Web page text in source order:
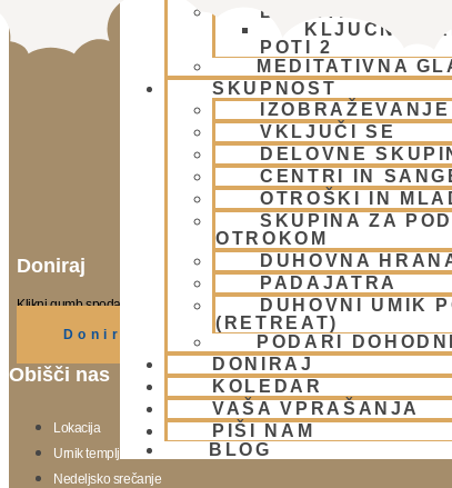
BHAKTI
KLJUČNE
POTI 2
MEDITATIVNA
SKUPNOST
IZOBRAŽEVANJE
VKLJUČI SE
DELOVNE
CENTRI IN
OTROŠKI IN
SKUPINA ZA
OTROKOM
DUHOVNA
PADAJATRA
DUHOVNI UMIK
(RETREAT)
PODARI
DONIRAJ
KOLEDAR
VAŠA VPRAŠANJA
PIŠI NAM
BLOG
Doniraj
Klikni gumb spodaj.
Doniraj
Obišči nas
Lokacija
Urnik templja
Nedeljsko srečanje